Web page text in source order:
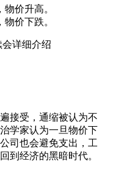
价升高。
价下跌。
详细介绍
接受，通缩被认为不
学家认为一旦物价下
司也会避免支出，工
到经济的黑暗时代。